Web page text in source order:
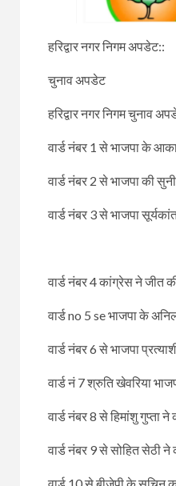
हरिद्वार नगर निगम अपडेट::
चुनाव अपडेट
हरिद्वार नगर निगम चुनाव
वार्ड नंबर 1 से भाजपा के
वार्ड नंबर 2 से भाजपा की
वार्ड नंबर 3 से भाजपा सूर्यकांत
वार्ड नंबर 4 कांग्रेस ने जीत
वार्ड no 5 se भाजपा के
वार्ड नंबर 6 से भाजपा
वार्ड नं 7 श्रुति खेवरिया
वार्ड नंबर 8 से हिमांशु गुप्ता
वार्ड नंबर 9 से सोहित सेठी